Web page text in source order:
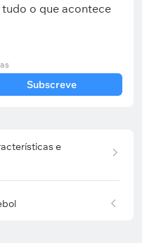
o que acontece
Subscreve
e